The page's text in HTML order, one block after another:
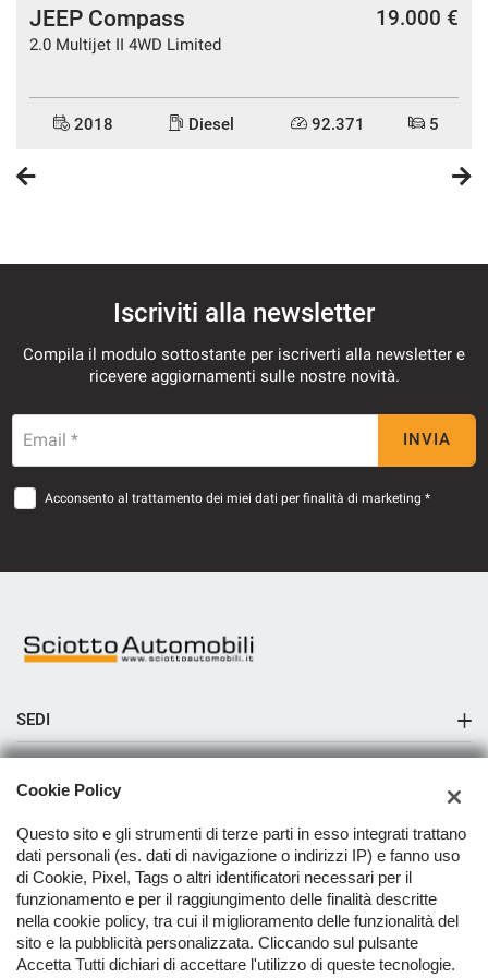
JEEP Compass
2.0 Multijet II 4WD Limited
19.000 €
2018 Diesel 92.371 5
Iscriviti alla newsletter
Compila il modulo sottostante per iscriverti alla newsletter e
ricevere aggiornamenti sulle nostre novità.
Email * INVIA
Acconsento al trattamento dei miei dati per finalità di marketing *
SEDI
Sciotto Automobili Messina
Sciotto Automobili Pace del Mela
Sciotto Automobili Capo d'Orlando
Sciotto Automobili Milazzo Reparto Moto e Scooter
AZIENDA
Contatti
TORNA IN CIMA
Cookie Policy
Questo sito e gli strumenti di terze parti in esso integrati trattano
dati personali (es. dati di navigazione o indirizzi IP) e fanno uso
di Cookie, Pixel, Tags o altri identificatori necessari per il
funzionamento e per il raggiungimento delle finalità descritte
nella cookie policy, tra cui il miglioramento delle funzionalità del
sito e la pubblicità personalizzata. Cliccando sul pulsante
Accetta Tutti dichiari di accettare l'utilizzo di queste tecnologie.